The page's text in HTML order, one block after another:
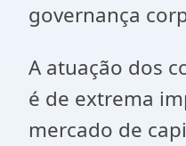
governança
A atuação dos
é de extrema
mercado de